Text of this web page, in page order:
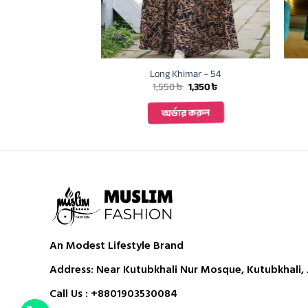
Long Khimar – 54
1,550৳ Original
price
was:
1,550 ৳ .
1,350৳price
is:
1,350 ৳ .
অর্ডার করুন
An Modest Lifestyle Brand
Address: Near Kutubkhali Nur Mosque, Kutubkhali,
Call Us : +8801903530084